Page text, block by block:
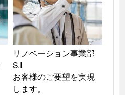
リノベーション事業部
S.I
お客様のご要望を実現
します。